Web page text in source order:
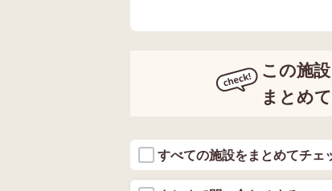
この施
まとめ
すべての施設をまとめてチェ